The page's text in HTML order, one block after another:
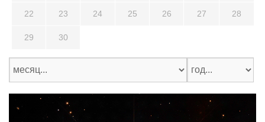
22 23 24 25 26 27 28
29 30